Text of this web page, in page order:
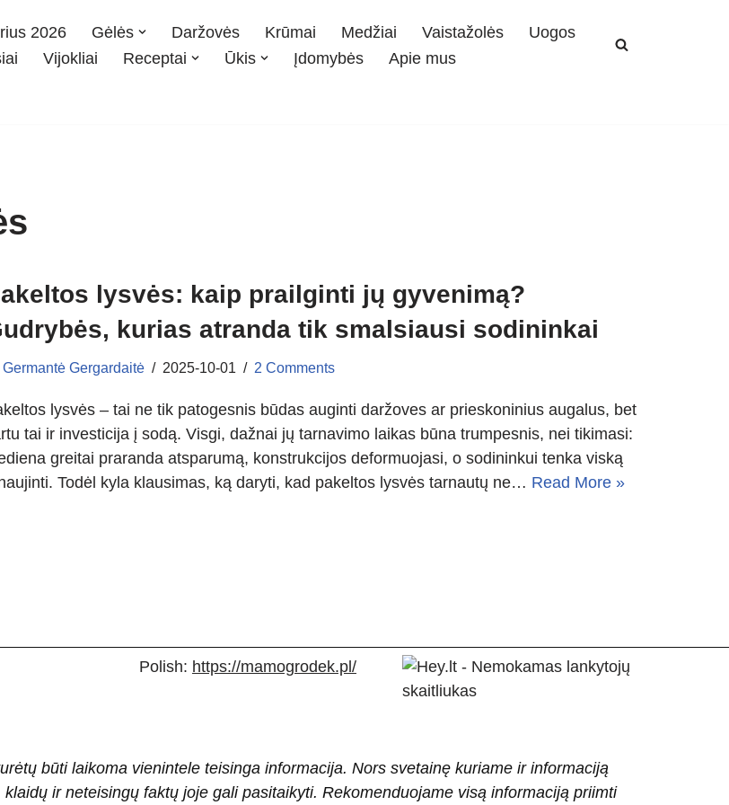
2026 Gėlės Daržovės Krūmai Medžiai Vaistažolės
Uogos
Vijokliai Receptai Ūkis Įdomybės Apie mus
lysvės: kaip prailginti jų gyvenimą?
kurias atranda tik smalsiausi sodininkai
Germantė Gergardaitė 2025-10-01 2 Comments
lysvės – tai ne tik patogesnis būdas auginti daržoves ar prieskoninius augalus, bet
tai ir investicija į sodą. Visgi, dažnai jų tarnavimo laikas būna trumpesnis, nei tikimasi:
greitai praranda atsparumą, konstrukcijos deformuojasi, o sodininkui tenka viską
Todėl kyla klausimas, ką daryti, kad pakeltos lysvės tarnautų ne… Read More »
Polish: https://mamogrodek.pl/
būti laikoma vienintele teisinga informacija. Nors svetainę kuriame ir informaciją
ir neteisingų faktų joje gali pasitaikyti. Rekomenduojame visą informaciją priimti